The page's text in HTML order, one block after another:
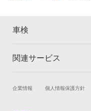
車検
トップ
車検の基礎知識
関連サービス
試乗・商談
企業情報 個人情報保護方針